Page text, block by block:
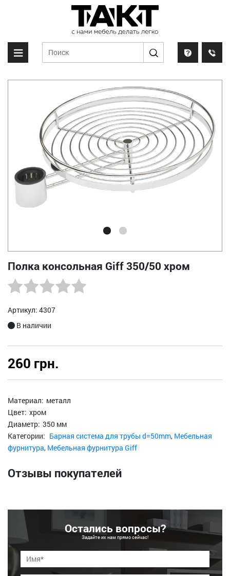
Полка консольная Giff 350/50 хром
Артикул: 4307
В наличии
260 грн.
Материал: металл
Цвет: хром
Диаметр: 350 мм
Категории: Барная система для трубы d=50mm, Мебельная
фурнитура, Мебельная фурнитура Giff
Отзывы покупателей
Остались вопросы?
Задайте их нам прямо сейчас!